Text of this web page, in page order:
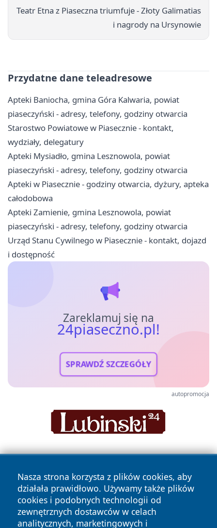
Teatr Etna z Piaseczna triumfuje - Złoty Galimatias
i nagrody na Ursynowie
Przydatne dane teleadresowe
Apteki Baniocha, gmina Góra Kalwaria, powiat
piaseczyński - adresy, telefony, godziny otwarcia
Starostwo Powiatowe w Piasecznie - kontakt,
wydziały, delegatury
Apteki Mysiadło, gmina Lesznowola, powiat
piaseczyński - adresy, telefony, godziny otwarcia
Apteki w Piasecznie - godziny otwarcia, dyżury, apteka
całodobowa
Apteki Zamienie, gmina Lesznowola, powiat
piaseczyński - adresy, telefony, godziny otwarcia
Urząd Stanu Cywilnego w Piasecznie - kontakt, dojazd
i dostępność
Zareklamuj się na
24piaseczno.pl!
SPRAWDŹ SZCZEGÓŁY
autopromocja
Nasza strona korzysta z plików cookies, aby
działała prawidłowo. Używamy także plików
cookies i podobnych technologii od
zewnętrznych dostawców w celach
analitycznych, marketingowych i
Copyright © 2026 24piaseczno.pl Wszystkie prawa
zastrzeżone.